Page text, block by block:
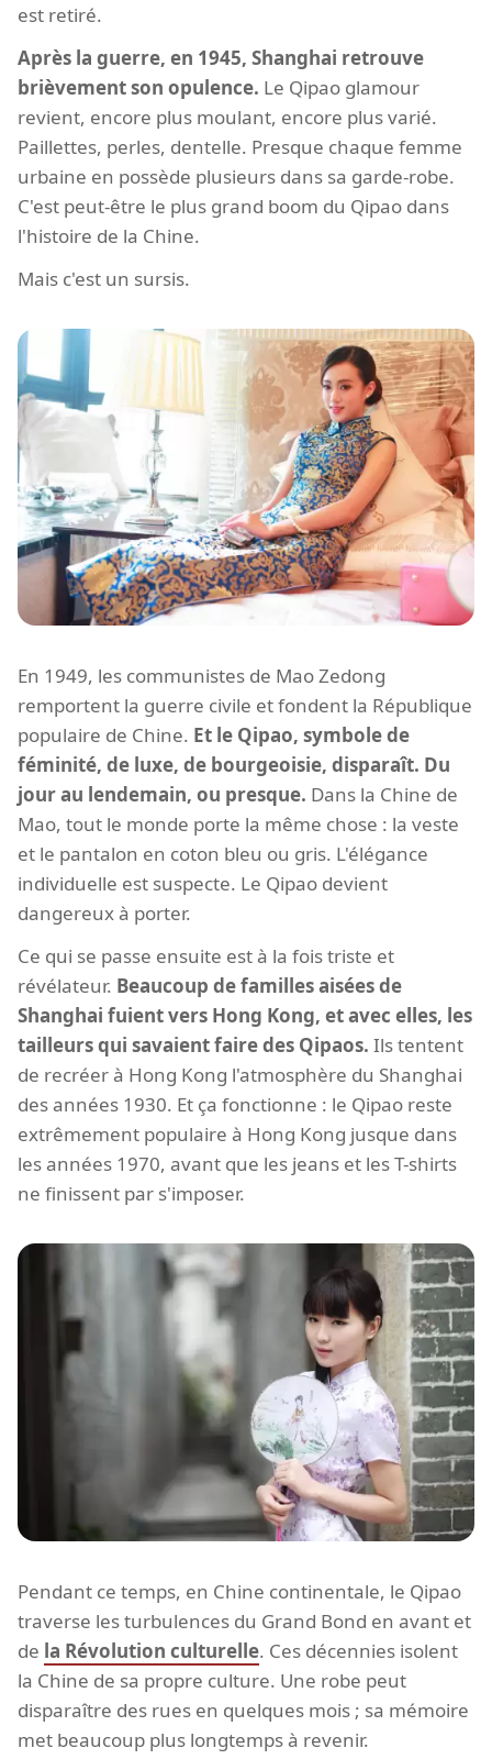
est retiré.
Après la guerre, en 1945, Shanghai retrouve
brièvement son opulence. Le Qipao glamour
revient, encore plus moulant, encore plus varié.
Paillettes, perles, dentelle. Presque chaque femme
urbaine en possède plusieurs dans sa garde-robe.
C'est peut-être le plus grand boom du Qipao dans
l'histoire de la Chine.
Mais c'est un sursis.
En 1949, les communistes de Mao Zedong
remportent la guerre civile et fondent la République
populaire de Chine. Et le Qipao, symbole de
féminité, de luxe, de bourgeoisie, disparaît. Du
jour au lendemain, ou presque. Dans la Chine de
Mao, tout le monde porte la même chose : la veste
et le pantalon en coton bleu ou gris. L'élégance
individuelle est suspecte. Le Qipao devient
dangereux à porter.
Ce qui se passe ensuite est à la fois triste et
révélateur. Beaucoup de familles aisées de
Shanghai fuient vers Hong Kong, et avec elles, les
tailleurs qui savaient faire des Qipaos. Ils tentent
de recréer à Hong Kong l'atmosphère du Shanghai
des années 1930. Et ça fonctionne : le Qipao reste
extrêmement populaire à Hong Kong jusque dans
les années 1970, avant que les jeans et les T-shirts
ne finissent par s'imposer.
Pendant ce temps, en Chine continentale, le Qipao
traverse les turbulences du Grand Bond en avant et
de la Révolution culturelle. Ces décennies isolent
la Chine de sa propre culture. Une robe peut
disparaître des rues en quelques mois ; sa mémoire
met beaucoup plus longtemps à revenir.